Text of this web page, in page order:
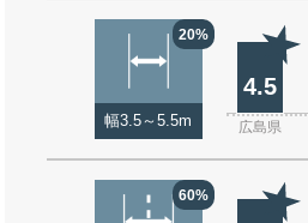
20%
幅3.5～5.5m
4.5
広島県
60%